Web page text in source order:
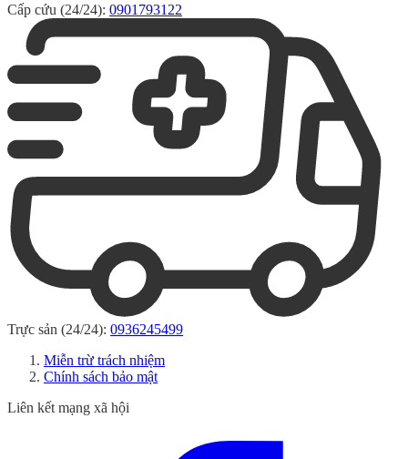
Cấp cứu (24/24): 0901793122
Trực sản (24/24): 0936245499
Miễn trừ trách nhiệm
Chính sách bảo mật
Liên kết mạng xã hội